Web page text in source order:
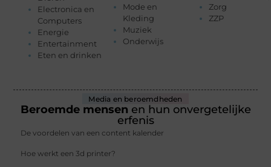
Electronica en
Computers
Energie
Entertainment
Eten en drinken
Mode en
Kleding
Muziek
Onderwijs
Zorg
ZZP
Media en beroemdheden
Beroemde mensen en hun onvergetelijke
erfenis
De voordelen van een content kalender
Hoe werkt een 3d printer?